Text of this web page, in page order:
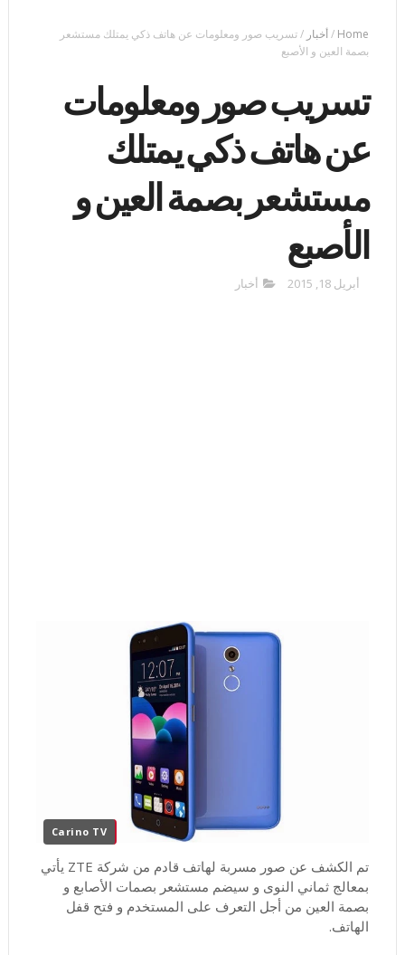
Home
/أخبار /تسريب صور ومعلومات عن هاتف ذكي يمتلك مستشعر
بصمة العين و الأصبع
تسريب صور ومعلومات
عن هاتف ذكي يمتلك
مستشعر بصمة العين و
الأصبع
أبريل 18, 2015 أخبار
Carino TV
تم الكشف عن صور مسربة لهاتف قادم من شركة ZTE يأتي
بمعالج ثماني النوى و سيضم مستشعر بصمات الأصابع و
بصمة العين من أجل التعرف على المستخدم و فتح قفل
الهاتف.